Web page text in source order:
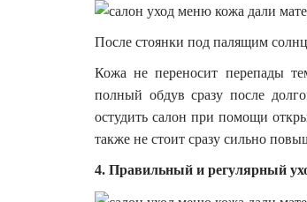
После стоянки под палящим
Кожа не переносит перепады
полный обдув сразу после
остудить салон при помощи
также не стоит сразу сильно
4. Правильный и регулярный